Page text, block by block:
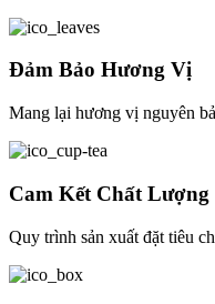
Đảm Bảo Hương Vị
Mang lại hương vị nguyên
Cam Kết Chất Lượng
Quy trình sản xuất đặt tiêu